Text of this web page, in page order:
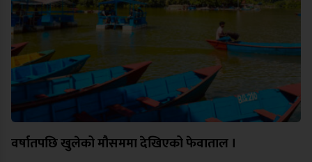
वर्षातपछि खुलेको मौसममा देखिएको फेवाताल ।